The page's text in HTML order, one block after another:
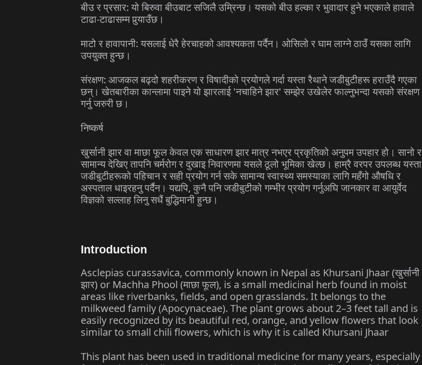
बीउ र प्रसार: यो बिरुवा बीउबाट सजिलै उम्रिन्छ। यसको बीउ हल्का र भुवादार हुने भएकाले हावाले
टाढा-टाढासम्म पुर्‍याउँछ।
माटो र हावापानी: यसलाई धेरै हेरचाहको आवश्यकता पर्दैन। ओसिलो र घाम लाग्ने ठाउँ यसका लागि
उपयुक्त हुन्छ।
संरक्षण: आजकल बढ्दो शहरीकरण र विषादीको प्रयोगले गर्दा यस्ता रैथाने जडीबुटीहरू हराउँदै गएका
छन्। खेतबारीका कान्लामा पाइने यो झारलाई 'नचाहिने झार' सम्झेर उखेलेर फाल्नुभन्दा यसको संरक्षण
गर्नु जरुरी छ।
निष्कर्ष
खुर्सानी झार वा माछा फूल केवल एक साधारण झार मात्र नभएर प्रकृतिको अनुपम उपहार हो। सानो र
सामान्य देखिए तापनि चर्मरोग र दुखाइ निवारणमा यसले ठूलो भूमिका खेल्छ। हाम्रै वरपर उपलब्ध यस्ता
जडीबुटीहरूको पहिचान र सही प्रयोग गर्न सके सामान्य स्वास्थ्य समस्याका लागि महँगो औषधि र
अस्पताल धाइरहनु पर्दैन। यद्यपि, कुनै पनि जडीबुटीको गम्भीर प्रयोग गर्नुअघि जानकार वा आयुर्वेद
विज्ञको सल्लाह लिनु सधैं बुद्धिमानी हुन्छ।
Introduction
Asclepias curassavica, commonly known in Nepal as Khursani Jhaar (खुर्सानी
झार) or Machha Phool (माछा फूल), is a small medicinal herb found in moist
areas like riverbanks, fields, and open grasslands. It belongs to the
milkweed family (Apocynaceae). The plant grows about 2–3 feet tall and is
easily recognized by its beautiful red, orange, and yellow flowers that look
similar to small chili flowers, which is why it is called Khursani Jhaar
This plant has been used in traditional medicine for many years, especially